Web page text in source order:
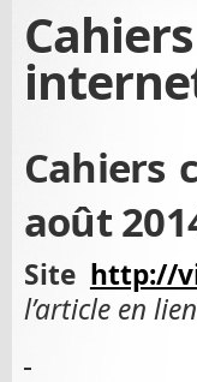
Cahiers
août
Site http://
l’article en lien